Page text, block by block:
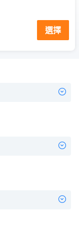
選擇